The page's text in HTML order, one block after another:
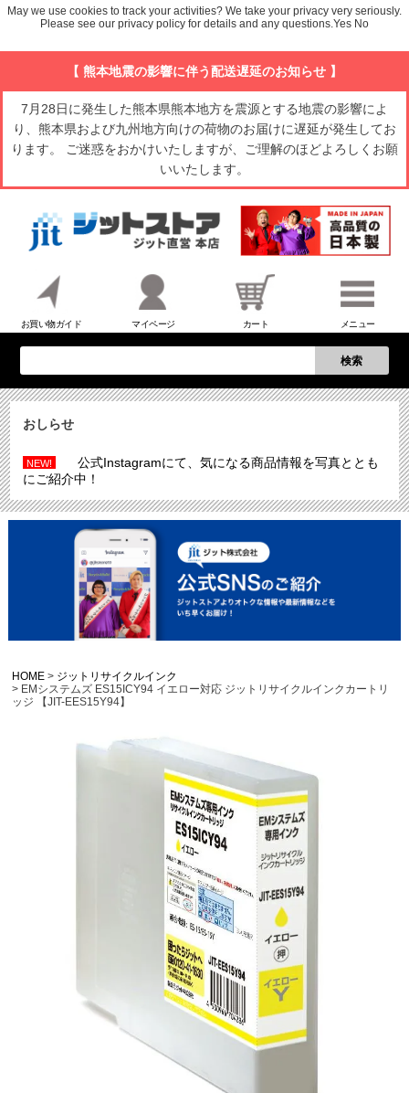
【 熊本地震の影響に伴う配送遅延のお知らせ 】
7月28日に発生した熊本県熊本地方を震源とする地震の影響によ
り、熊本県および九州地方向けの荷物のお届けに遅延が発生してお
ります。 ご迷惑をおかけいたしますが、ご理解のほどよろしくお願
いいたします。
お買い物ガイド マイページ カート メニュー
検索
おしらせ
NEW!
公式Instagramにて、気になる商品情報を写真ととも
にご紹介中！
HOME
ジットリサイクルインク
EMシステムズ ES15ICY94 イエロー対応 ジットリサイクルインクカートリ
ッジ 【JIT-EES15Y94】
May we use cookies to track your activities? We take your privacy very seriously.
Please see our privacy policy for details and any questions.Yes No